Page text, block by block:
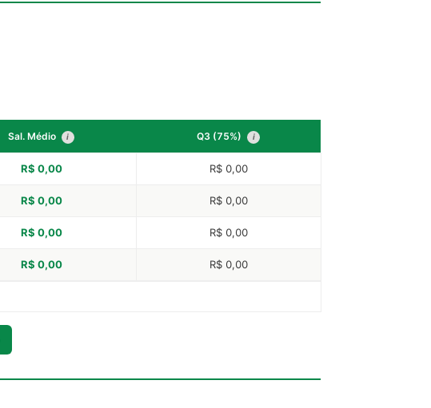
Sal. Médio i Q3 (75%) i
R$ 0,00 R$ 0,00
R$ 0,00 R$ 0,00
R$ 0,00 R$ 0,00
R$ 0,00 R$ 0,00